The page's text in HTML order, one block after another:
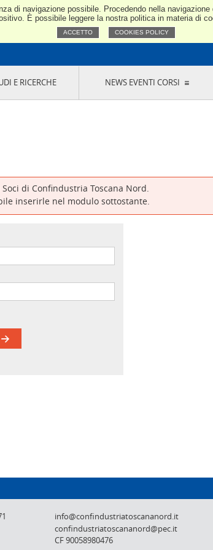
di navigazione possibile. Procedendo nella
È possibile leggere la nostra politica in materia di
ACCETTO COOKIES POLICY
Confindustria Toscana Nord
CONTROLLO
PICCOLA
GRUPPI DI ACQUISTO
E RICERCHE NEWS EVENTI CORSI
di Confindustria Toscana Nord.
inserirle nel modulo sottostante.
info@confindustriatoscananord.it
confindustriatoscananord@pec.it
CF 90058980476